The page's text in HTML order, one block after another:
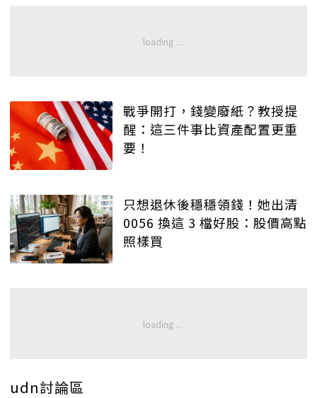
戰爭開打，錢變廢紙？教授提
醒：這三件事比資產配置更重
要！
只想退休後穩穩領錢！她出清
0056 換這 3 檔好股：股價高點
照樣買
udn討論區